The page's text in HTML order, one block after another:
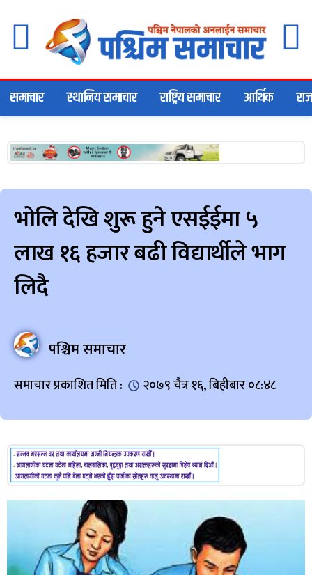
समाचार स्थानिय समाचार राष्ट्रिय समाचार आर्थिक
भोलि देखि शुरू हुने एसईईमा ५
लाख १६ हजार बढी विद्यार्थीले भाग
लिदै
पश्चिम समाचार
समाचार प्रकाशित मिति : २०७९ चैत्र १६, बिहीबार ०८:४८